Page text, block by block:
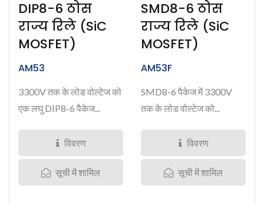
DIP8-6 ठोस
राज्य रिले (SiC
MOSFET)
AM53
3300V तक के लोड वोल्टेज को
एक लघु DIP8-6 पैकेज...
विवरण
सूची में शामिल
SMD8-6 ठोस
राज्य रिले (SiC
MOSFET)
AM53F
SMD8-6 पैकेज में 3300V
तक के लोड वोल्टेज को...
विवरण
सूची में शामिल